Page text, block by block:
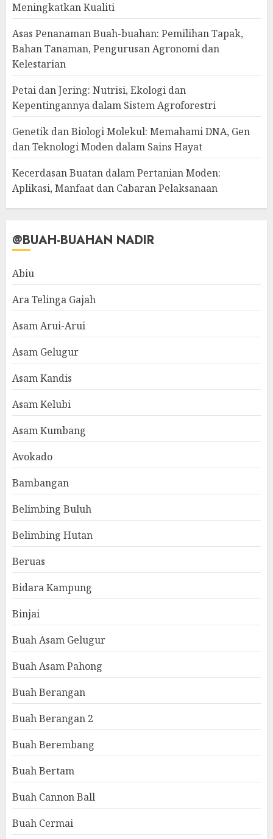
Meningkatkan Kualiti
Asas Penanaman Buah-buahan: Pemilihan Tapak,
Bahan Tanaman, Pengurusan Agronomi dan
Kelestarian
Petai dan Jering: Nutrisi, Ekologi dan
Kepentingannya dalam Sistem Agroforestri
Genetik dan Biologi Molekul: Memahami DNA, Gen
dan Teknologi Moden dalam Sains Hayat
Kecerdasan Buatan dalam Pertanian Moden:
Aplikasi, Manfaat dan Cabaran Pelaksanaan
@BUAH-BUAHAN NADIR
Abiu
Ara Telinga Gajah
Asam Arui-Arui
Asam Gelugur
Asam Kandis
Asam Kelubi
Asam Kumbang
Avokado
Bambangan
Belimbing Buluh
Belimbing Hutan
Beruas
Bidara Kampung
Binjai
Buah Asam Gelugur
Buah Asam Pahong
Buah Berangan
Buah Berangan 2
Buah Berembang
Buah Bertam
Buah Cannon Ball
Buah Cermai